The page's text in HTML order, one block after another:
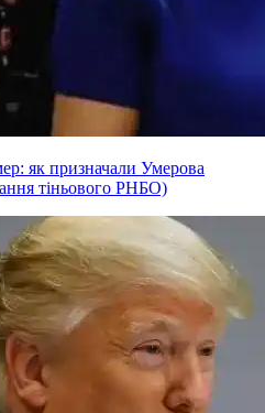
як призначали Умерова
тіньового РНБО)